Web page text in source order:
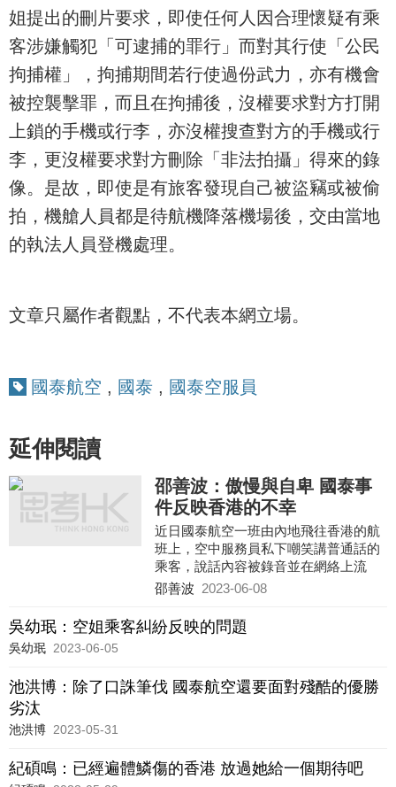
姐提出的刪片要求，即使任何人因合理懷疑有乘
客涉嫌觸犯「可逮捕的罪行」而對其行使「公民
拘捕權」，拘捕期間若行使過份武力，亦有機會
被控襲擊罪，而且在拘捕後，沒權要求對方打開
上鎖的手機或行李，亦沒權搜查對方的手機或行
李，更沒權要求對方刪除「非法拍攝」得來的錄
像。是故，即使是有旅客發現自己被盜竊或被偷
拍，機艙人員都是待航機降落機場後，交由當地
的執法人員登機處理。
文章只屬作者觀點，不代表本網立場。
國泰航空 , 國泰 , 國泰空服員
延伸閱讀
邵善波：傲慢與自卑 國泰事
件反映香港的不幸
近日國泰航空一班由內地飛往香港的航
班上，空中服務員私下嘲笑講普通話的
乘客，說話內容被錄音並在網絡上流
傳，引起了軒然大波。內地網上的反應
怒，並出現強烈譴責國泰航空及批評香
港的言論。儘管國泰航空迅速反應，兩
態，可惜也難阻止事件對香港形象造成
邵善波 2023-06-08
吳幼珉：空姐乘客糾紛反映的問題
吳幼珉 2023-06-05
池洪博：除了口誅筆伐 國泰航空還要面對殘酷的優勝
劣汰
池洪博 2023-05-31
紀碩鳴：已經遍體鱗傷的香港 放過她給一個期待吧